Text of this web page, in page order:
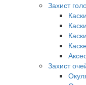
Захист
Захист